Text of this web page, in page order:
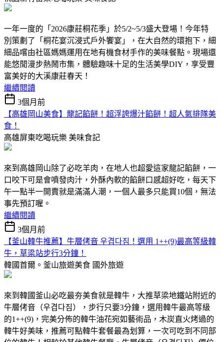
一年一度的「2026康莊桐花季」於5/2~5/3盛大登場！今年特
別策劃了「桐花宴沉浸式戶外饗宴」，在大自然的環抱下，細
細品嚐由社區媽媽運用在地有機食材手作的美味餐點。現場還
能悠閒漫步熱鬧市集，體驗趣味十足的生活美學DIY，享受豐
富美好的大溪康莊春天！
繼續閱讀
3個月前
【高雄岡山美食】龍記餡餅！超浮誇爆汁餡餅！超人氣排隊美
食！
高雄屏東吃喝玩樂 美味食記
來到高雄岡山除了必吃羊肉，在地人也超愛這家龍記餡餅，一
口咬下可是會噴發肉汁，外酥內軟的餡餅口感超好吃，每天下
午一點半一開賣就是滿滿人潮，一個人最多只能買10個，無法
事先預訂喔。
繼續閱讀
3個月前
【釜山韓牛推薦】牛層侤音 우겹다짐！選用 1++(9)最高等級韓
牛，草梁站步行3分鐘！
韓國首爾。釜山旅遊美食 國外旅遊
來到韓國釜山必吃最夯美食就是韓牛，大推草梁地鐵站附近的
牛層侤音（우겹다짐），步行只要3分鐘，選用韓牛最高等級
的1++(9)，完美分佈的韓牛油花宛如藝術品，木炭直火烤過的
韓牛好美味，推薦可點韓牛套餐最為划算，一次可吃到不同部